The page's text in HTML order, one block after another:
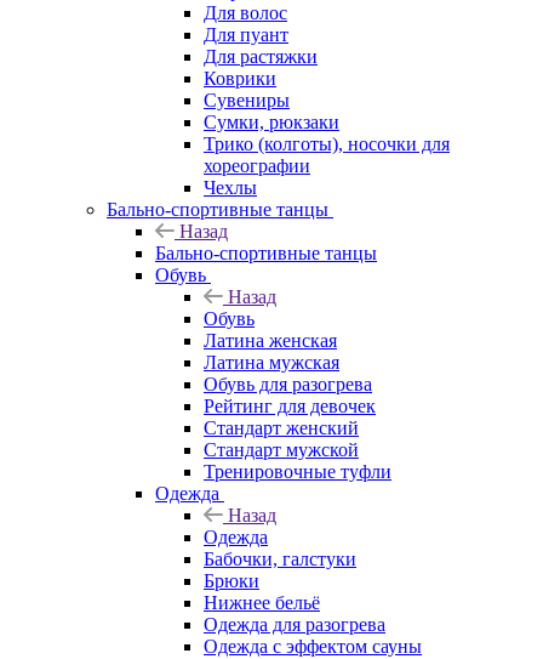
Для волос
Для пуант
Для растяжки
Коврики
Сувениры
Сумки, рюкзаки
Трико (колготы), носочки для
хореографии
Чехлы
Бально-спортивные танцы
Назад
Бально-спортивные танцы
Обувь
Назад
Обувь
Латина женская
Латина мужская
Обувь для разогрева
Рейтинг для девочек
Стандарт женский
Стандарт мужской
Тренировочные туфли
Одежда
Назад
Одежда
Бабочки, галстуки
Брюки
Нижнее бельё
Одежда для разогрева
Одежда с эффектом сауны